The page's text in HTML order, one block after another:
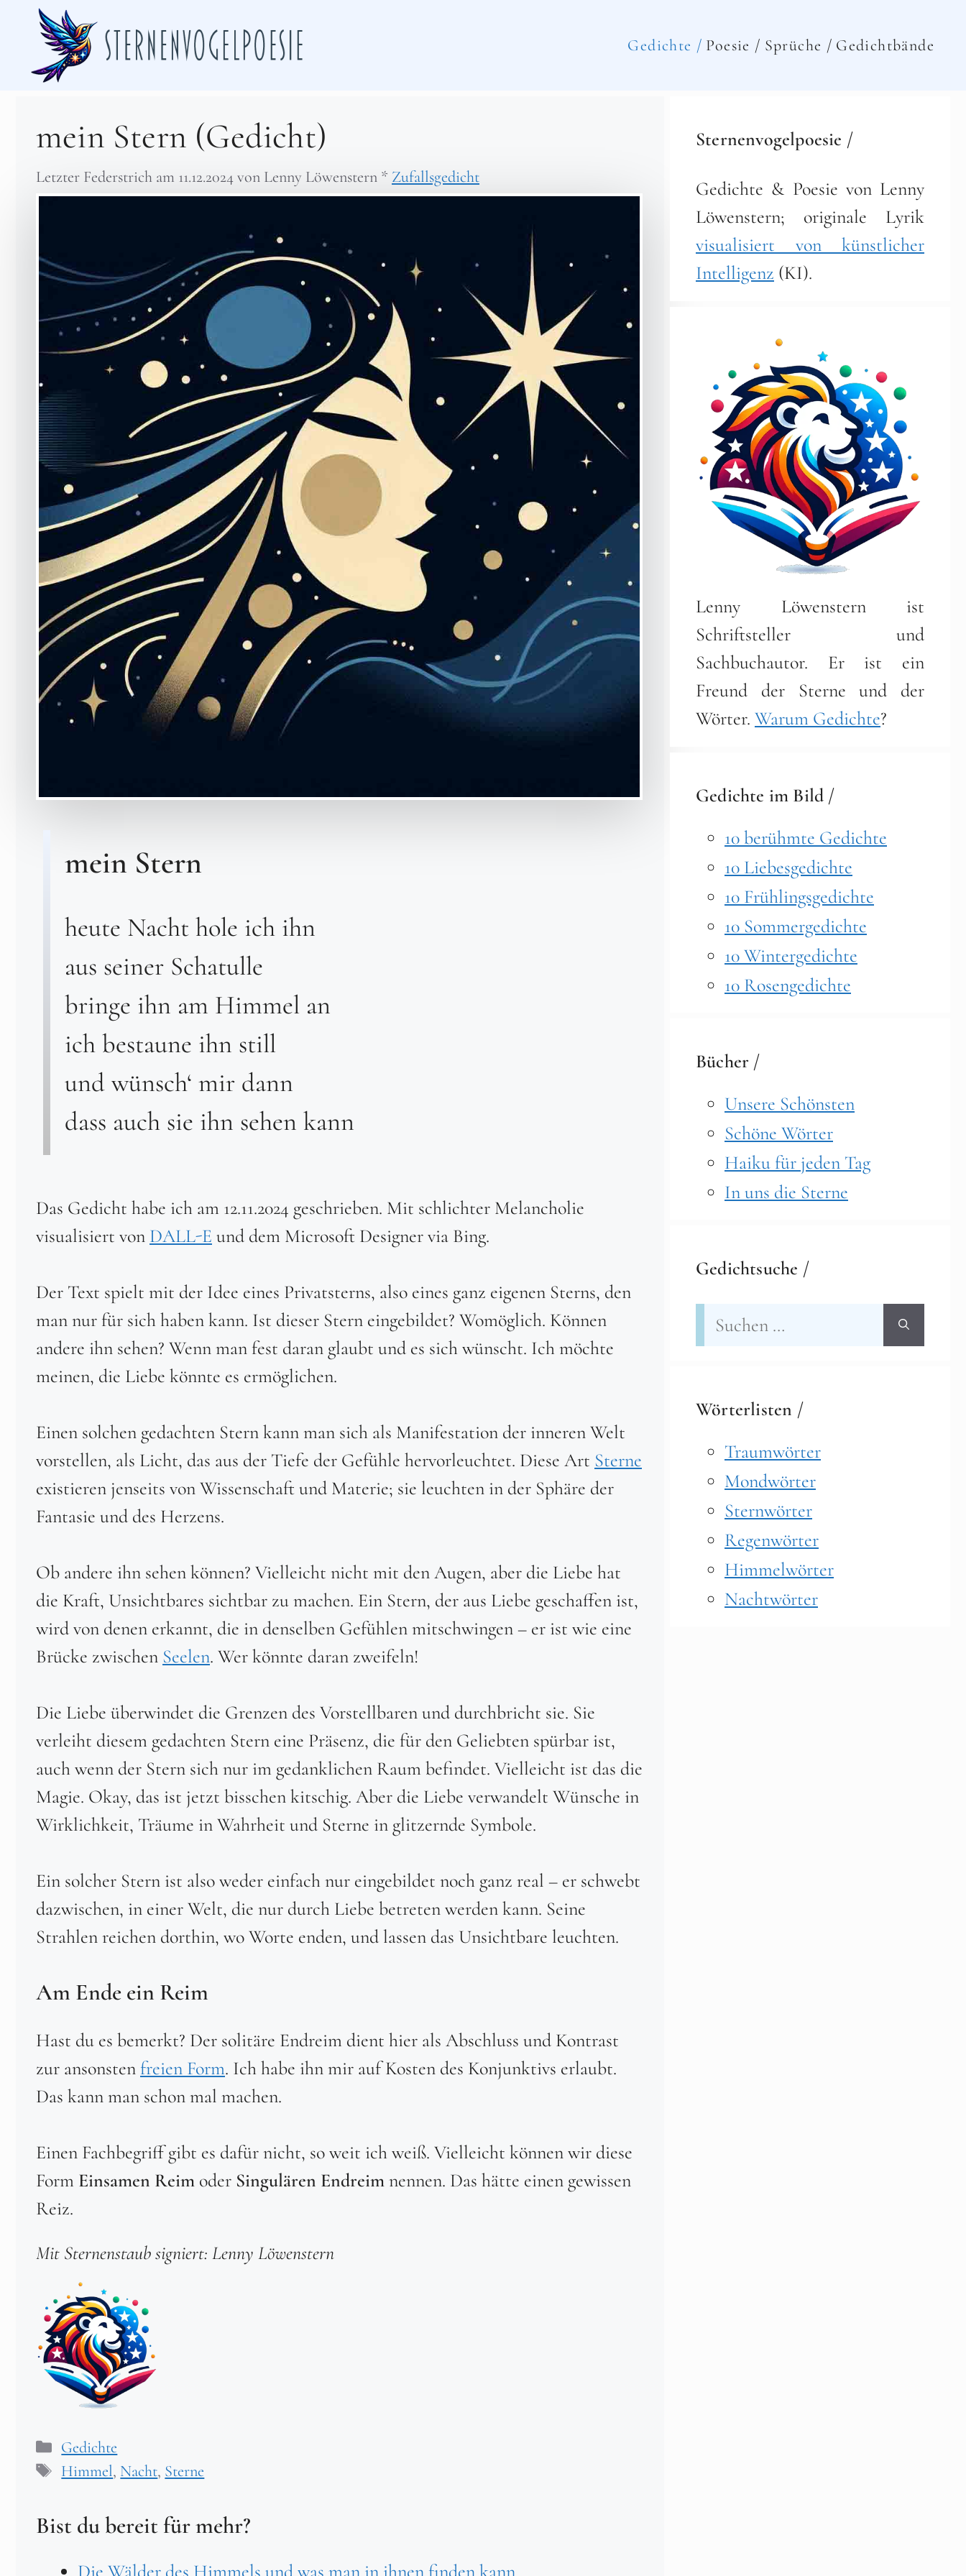
Inhalt
springen
Gedichte / Poesie / Sprüche / Gedichtbände
mein Stern (Gedicht)
Letzter Federstrich am 11.12.2024von Lenny Löwenstern * Zufallsgedicht
mein Stern
heute Nacht hole ich ihn
aus seiner Schatulle
bringe ihn am Himmel an
ich bestaune ihn still
und wünsch‘ mir dann
dass auch sie ihn sehen kann
Das Gedicht habe ich am 12.11.2024 geschrieben. Mit schlichter Melancholie
visualisiert von DALL-E und dem Microsoft Designer via Bing.
Der Text spielt mit der Idee eines Privatsterns, also eines ganz eigenen Sterns, den
man nur für sich haben kann. Ist dieser Stern eingebildet? Womöglich. Können
andere ihn sehen? Wenn man fest daran glaubt und es sich wünscht. Ich möchte
meinen, die Liebe könnte es ermöglichen.
Einen solchen gedachten Stern kann man sich als Manifestation der inneren Welt
vorstellen, als Licht, das aus der Tiefe der Gefühle hervorleuchtet. Diese Art Sterne
existieren jenseits von Wissenschaft und Materie; sie leuchten in der Sphäre der
Fantasie und des Herzens.
Ob andere ihn sehen können? Vielleicht nicht mit den Augen, aber die Liebe hat
die Kraft, Unsichtbares sichtbar zu machen. Ein Stern, der aus Liebe geschaffen ist,
wird von denen erkannt, die in denselben Gefühlen mitschwingen – er ist wie eine
Brücke zwischen Seelen. Wer könnte daran zweifeln!
Die Liebe überwindet die Grenzen des Vorstellbaren und durchbricht sie. Sie
verleiht diesem gedachten Stern eine Präsenz, die für den Geliebten spürbar ist,
auch wenn der Stern sich nur im gedanklichen Raum befindet. Vielleicht ist das die
Magie. Okay, das ist jetzt bisschen kitschig. Aber die Liebe verwandelt Wünsche in
Wirklichkeit, Träume in Wahrheit und Sterne in glitzernde Symbole.
Ein solcher Stern ist also weder einfach nur eingebildet noch ganz real – er schwebt
dazwischen, in einer Welt, die nur durch Liebe betreten werden kann. Seine
Strahlen reichen dorthin, wo Worte enden, und lassen das Unsichtbare leuchten.
Am Ende ein Reim
Hast du es bemerkt? Der solitäre Endreim dient hier als Abschluss und Kontrast
zur ansonstenfreien Form. Ich habe ihn mir auf Kosten des Konjunktivs erlaubt.
Das kann man schon mal machen.
Einen Fachbegriff gibt es dafür nicht, so weit ich weiß. Vielleicht können wir diese
Form Einsamen Reim oder Singulären Endreimnennen. Das hätte einen gewissen
Reiz.
Mit Sternenstaub signiert: Lenny Löwenstern
Kategorien
Gedichte
Schlagwörter
Himmel, Nacht, Sterne
Bist du bereit für mehr?
Die Wälder des Himmels und was man in ihnen finden kann
Sternenvogelpoesie /
Gedichte & Poesie von Lenny
Löwenstern; originale Lyrik
visualisiert von künstlicher
Intelligenz (KI).
Lenny Löwenstern ist
Schriftsteller und
Sachbuchautor. Er ist ein
Freund der Sterne und der
Wörter. Warum Gedichte?
Gedichte im Bild /
10 berühmte Gedichte
10 Liebesgedichte
10 Frühlingsgedichte
10 Sommergedichte
10 Wintergedichte
10 Rosengedichte
Bücher /
Unsere Schönsten
Schöne Wörter
Haiku für jeden Tag
In uns die Sterne
Gedichtsuche /
Suchen
nach:
Wörterlisten /
Traumwörter
Mondwörter
Sternwörter
Regenwörter
Himmelwörter
Nachtwörter